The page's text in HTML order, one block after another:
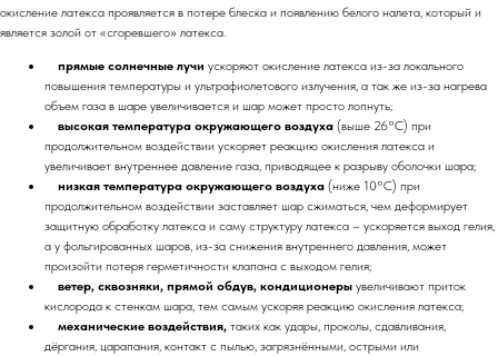
окисление латекса проявляется в потере блеска и появлению белого налета, который и
является золой от «сгоревшего» латекса.
прямые солнечные лучи ускоряют окисление латекса из-за локального
повышения температуры и ультрафиолетового излучения, а так же из-за нагрева
объем газа в шаре увеличивается и шар может просто лопнуть;
высокая температура окружающего воздуха (выше 26°C) при
продолжительном воздействии ускоряет реакцию окисления латекса и
увеличивает внутреннее давление газа, приводящее к разрыву оболочки шара;
низкая температура окружающего воздуха (ниже 10°C) при
продолжительном воздействии заставляет шар сжиматься, чем деформирует
защитную обработку латекса и саму структуру латекса – ускоряется выход гелия,
а у фольгированных шаров, из-за снижения внутреннего давления, может
произойти потеря герметичности клапана с выходом гелия;
ветер, сквозняки, прямой обдув, кондиционеры увеличивают приток
кислорода к стенкам шара, тем самым ускоряя реакцию окисления латекса;
механические воздействия, таких как удары, проколы, сдавливания,
дёргания, царапания, контакт с пылью, загрязнёнными, острыми или